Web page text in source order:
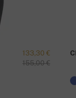
133,30 €
155,00 €